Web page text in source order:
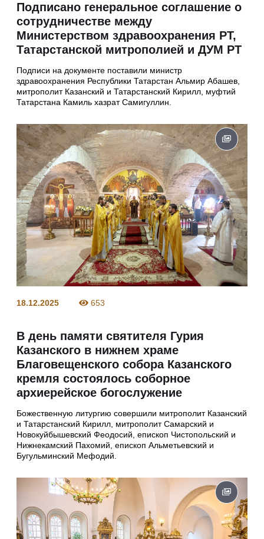
Подписано генеральное соглашение о
сотрудничестве между
Министерством здравоохранения РТ,
Татарстанской митрополией и ДУМ РТ
Подписи на документе поставили министр
здравоохранения Республики Татарстан Альмир Абашев,
митрополит Казанский и Татарстанский Кирилл, муфтий
Татарстана Камиль хазрат Самигуллин.
18.12.2025 653
В день памяти святителя Гурия
Казанского в нижнем храме
Благовещенского собора Казанского
кремля состоялось соборное
архиерейское богослужение
Божественную литургию совершили митрополит Казанский
и Татарстанский Кирилл, митрополит Самарский и
Новокуйбышевский Феодосий, епископ Чистопольский и
Нижнекамский Пахомий, епископ Альметьевский и
Бугульминский Мефодий.